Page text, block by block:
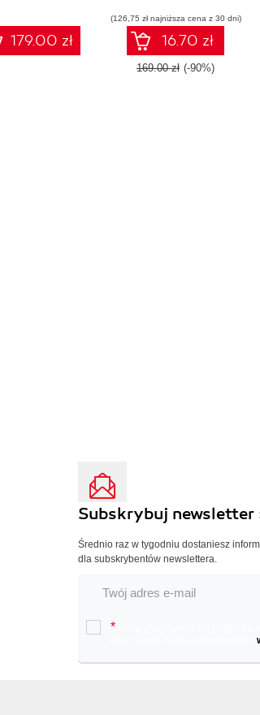
179.00 zł
(126,75 zł najniższa cena z 30 dni)
16.70 zł
169.00 zł (-90%)
Subskrybuj newsletter
Średnio raz w tygodniu dostaniesz
dla subskrybentów newslettera.
*